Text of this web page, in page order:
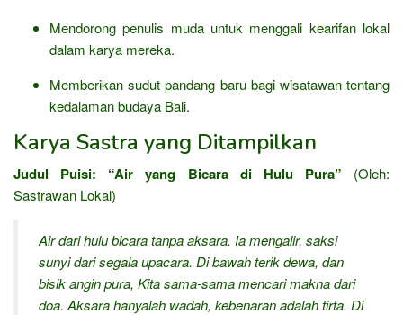
Mendorong penulis muda untuk menggali kearifan lokal
dalam karya mereka.
Memberikan sudut pandang baru bagi wisatawan tentang
kedalaman budaya Bali.
Karya Sastra yang Ditampilkan
Judul Puisi: “Air yang Bicara di Hulu Pura” (Oleh:
Sastrawan Lokal)
Air dari hulu bicara tanpa aksara. Ia mengalir, saksi
sunyi dari segala upacara. Di bawah terik dewa, dan
bisik angin pura, Kita sama-sama mencari makna dari
doa. Aksara hanyalah wadah, kebenaran adalah tirta. Di